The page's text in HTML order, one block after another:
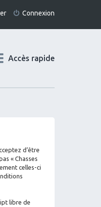
Connexion
Accès rapide
d’être
« Chasses
celles-ci
libre de